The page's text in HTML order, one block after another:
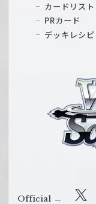
ス
ル
カードリスト
PRカード
デッキレシピ
Official